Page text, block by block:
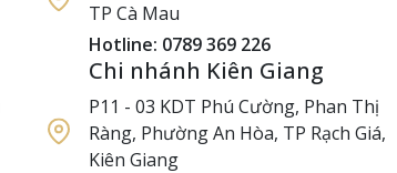
TP Cà Mau
Hotline: 0789 369 226
Chi nhánh Kiên Giang
P11 - 03 KDT Phú Cường, Phan Thị
Ràng, Phường An Hòa, TP Rạch Giá,
Kiên Giang